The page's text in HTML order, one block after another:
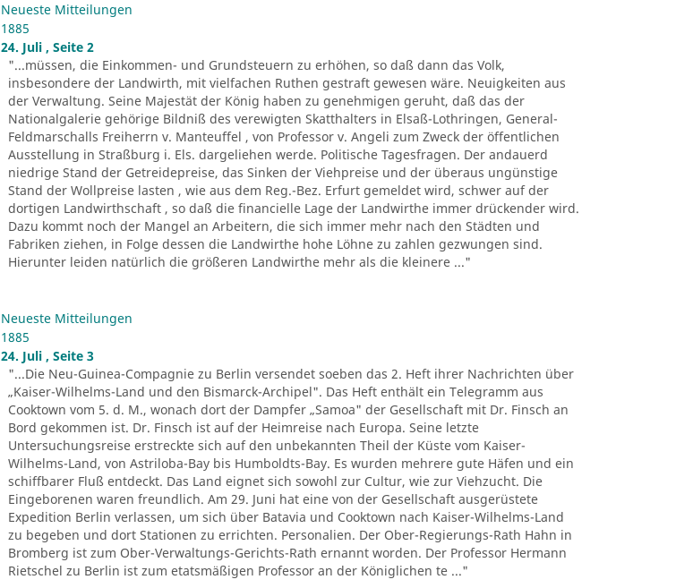
Neueste Mitteilungen
1885
24. Juli , Seite 2
"...müssen, die Einkommen- und Grundsteuern zu erhöhen, so daß dann das Volk,
insbesondere der Landwirth, mit vielfachen Ruthen gestraft gewesen wäre. Neuigkeiten aus
der Verwaltung. Seine Majestät der König haben zu genehmigen geruht, daß das der
Nationalgalerie gehörige Bildniß des verewigten Skatthalters in Elsaß-Lothringen, General-
Feldmarschalls Freiherrn v. Manteuffel , von Professor v. Angeli zum Zweck der öffentlichen
Ausstellung in Straßburg i. Els. dargeliehen werde. Politische Tagesfragen. Der andauerd
niedrige Stand der Getreidepreise, das Sinken der Viehpreise und der überaus ungünstige
Stand der Wollpreise lasten , wie aus dem Reg.-Bez. Erfurt gemeldet wird, schwer auf der
dortigen Landwirthschaft , so daß die financielle Lage der Landwirthe immer drückender wird.
Dazu kommt noch der Mangel an Arbeitern, die sich immer mehr nach den Städten und
Fabriken ziehen, in Folge dessen die Landwirthe hohe Löhne zu zahlen gezwungen sind.
Hierunter leiden natürlich die größeren Landwirthe mehr als die kleinere ..."
Neueste Mitteilungen
1885
24. Juli , Seite 3
"...Die Neu-Guinea-Compagnie zu Berlin versendet soeben das 2. Heft ihrer Nachrichten über
„Kaiser-Wilhelms-Land und den Bismarck-Archipel". Das Heft enthält ein Telegramm aus
Cooktown vom 5. d. M., wonach dort der Dampfer „Samoa" der Gesellschaft mit Dr. Finsch an
Bord gekommen ist. Dr. Finsch ist auf der Heimreise nach Europa. Seine letzte
Untersuchungsreise erstreckte sich auf den unbekannten Theil der Küste vom Kaiser-
Wilhelms-Land, von Astriloba-Bay bis Humboldts-Bay. Es wurden mehrere gute Häfen und ein
schiffbarer Fluß entdeckt. Das Land eignet sich sowohl zur Cultur, wie zur Viehzucht. Die
Eingeborenen waren freundlich. Am 29. Juni hat eine von der Gesellschaft ausgerüstete
Expedition Berlin verlassen, um sich über Batavia und Cooktown nach Kaiser-Wilhelms-Land
zu begeben und dort Stationen zu errichten. Personalien. Der Ober-Regierungs-Rath Hahn in
Bromberg ist zum Ober-Verwaltungs-Gerichts-Rath ernannt worden. Der Professor Hermann
Rietschel zu Berlin ist zum etatsmäßigen Professor an der Königlichen te ..."